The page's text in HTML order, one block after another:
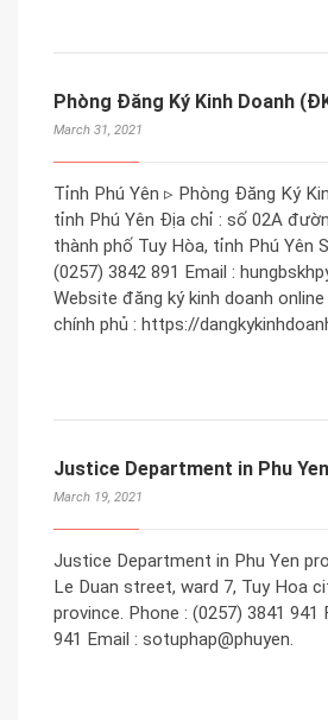
Phòng Đăng Ký Kinh Doanh
March 31, 2021
Tỉnh Phú Yên ▹ Phòng Đăng Ký
tỉnh Phú Yên Địa chỉ : số 02A
thành phố Tuy Hòa, tỉnh Phú Yên
(0257) 3842 891 Email :
Website đăng ký kinh doanh
chính phủ : https://
Justice Department in Phu Yen
March 19, 2021
Justice Department in Phu Yen
Le Duan street, ward 7, Tuy Hoa
province. Phone : (0257) 3841 941
941 Email : sotuphap@phuyen.